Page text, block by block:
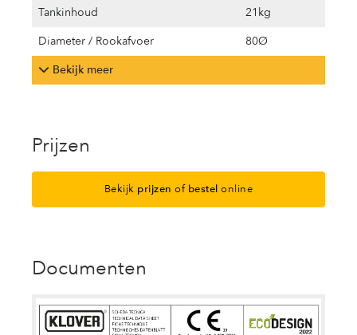
Tankinhoud
21kg
Diameter / Rookafvoer
80Ø
Bekijk meer
Prijzen
Bekijk prijzen of bestel online
Documenten